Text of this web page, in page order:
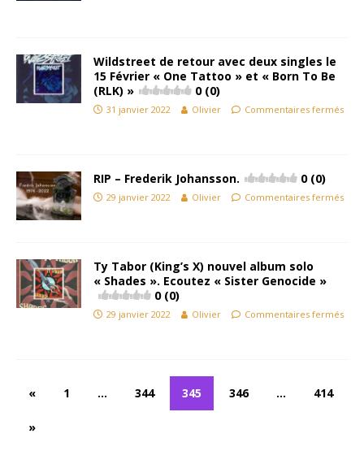
Wildstreet de retour avec deux singles le
15 Février « One Tattoo » et « Born To Be
(RLK) »
0 (0)
31 janvier 2022 Olivier Commentaires fermés
RIP – Frederik Johansson. 0 (0)
29 janvier 2022 Olivier Commentaires fermés
Ty Tabor (King’s X) nouvel album solo
« Shades ». Ecoutez « Sister Genocide »
0 (0)
29 janvier 2022 Olivier Commentaires fermés
« 1 … 344 345 346 … 414
»